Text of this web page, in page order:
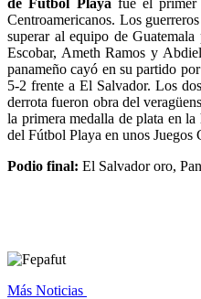
Centroamericanos. Los
superar al equipo de
Escobar, Ameth Ramos y
panameño cayó en su partido
5-2 frente a El Salvador. Los
derrota fueron obra del
la primera medalla de plata en
del Fútbol Playa en unos Juegos
Podio final: El Salvador oro,
Más Noticias